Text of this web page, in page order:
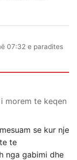
07:32 e paradites
morem te keqen
se kur nje
te
nga gabimi dhe